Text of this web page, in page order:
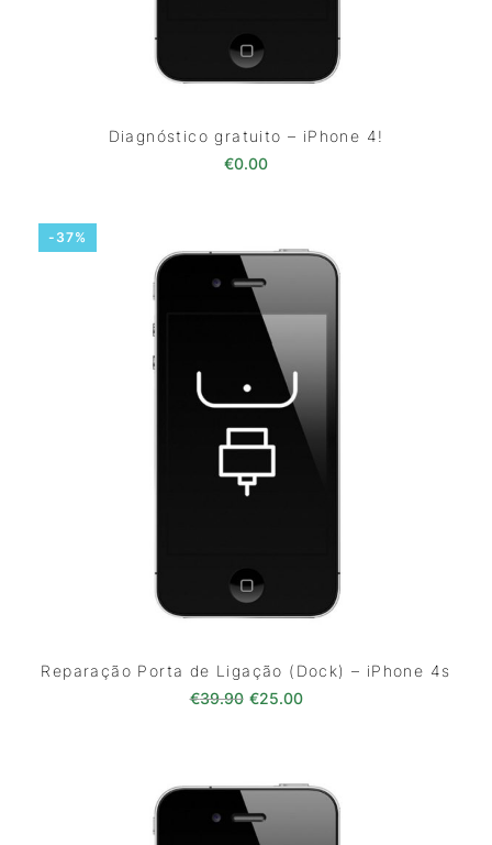
Diagnóstico gratuito – iPhone 4!
€0.00
-37%
Reparação Porta de Ligação (Dock) – iPhone 4s
€39.90 O preço original era: €39.90.
€25.00O preço atual é: